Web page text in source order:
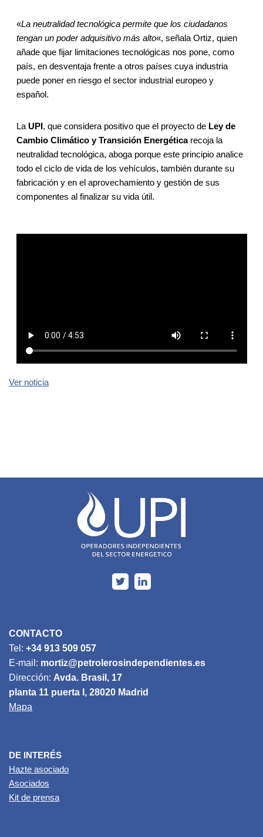
«La neutralidad tecnológica permite que los ciudadanos
tengan un poder adquisitivo más alto«, señala Ortiz, quien
añade que fijar limitaciones tecnológicas nos pone, como
país, en desventaja frente a otros países cuya industria
puede poner en riesgo el sector industrial europeo y
español.
La UPI, que considera positivo que el proyecto de Ley de
Cambio Climático y Transición Energéticarecoja la
neutralidad tecnológica, aboga porque este principio analice
todo el ciclo de vida de los vehículos, también durante su
fabricación y en el aprovechamiento y gestión de sus
componentes al finalizar su vida útil.
Ver noticia
CONTACTO
Tel: +34 913 509 057
E-mail: mortiz@petrolerosindependientes.es
Dirección: Avda. Brasil, 17
planta 11 puerta I, 28020 Madrid
Mapa
DE INTERÉS
Hazte asociado
Asociados
Kit de prensa